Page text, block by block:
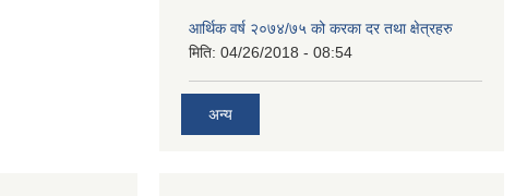
आर्थिक वर्ष २०७४/७५ को करका दर तथा क्षेत्रहरु
मिति: 04/26/2018 - 08:54
अन्य